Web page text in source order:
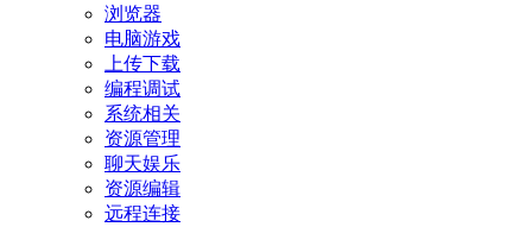
浏览器
电脑游戏
上传下载
编程调试
系统相关
资源管理
聊天娱乐
资源编辑
远程连接